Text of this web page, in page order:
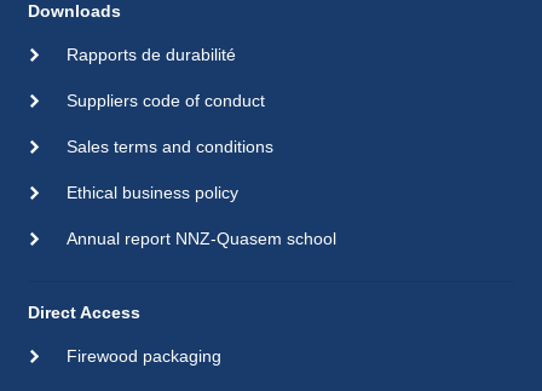
Downloads
Rapports de durabilité
Suppliers code of conduct
Sales terms and conditions
Ethical business policy
Annual report NNZ-Quasem school
Direct Access
Firewood packaging